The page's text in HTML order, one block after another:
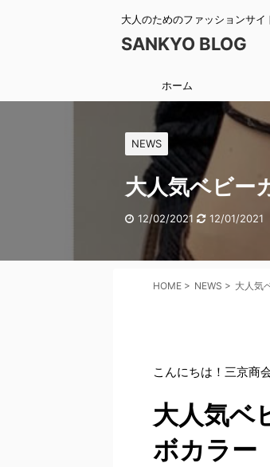
大人のためのファッションサイ
SANKYO BLOG
ホーム
NEWS
大人気ベビー
12/02/2021 12/01/2021
HOME > NEWS > 大人気
こんにちは！三京商
大人気ベ
ボカラー